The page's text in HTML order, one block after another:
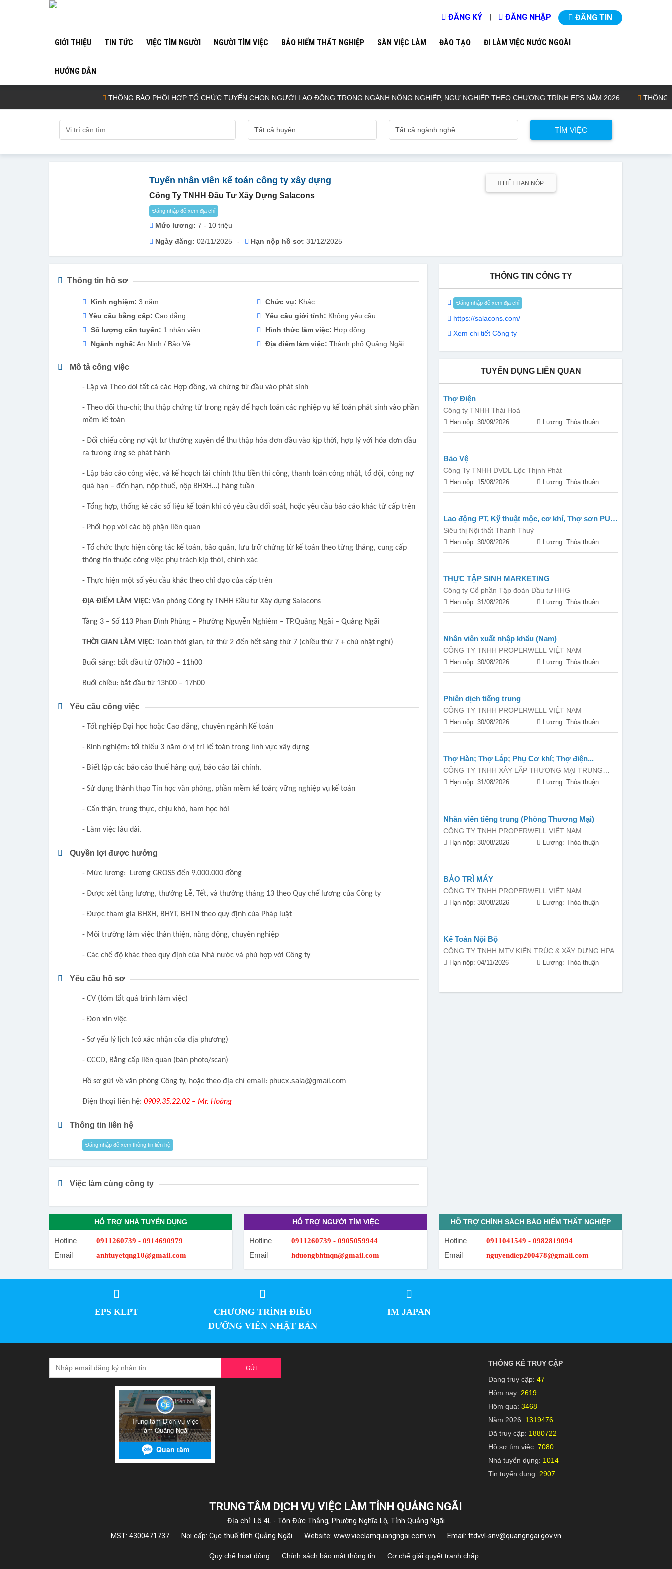
ĐĂNG KÝ | ĐĂNG NHẬP ĐĂNG TIN
GIỚI THIỆU TIN TỨC VIỆC TÌM NGƯỜI NGƯỜI TÌM VIỆC BẢO HIỂM THẤT NGHIỆP SÀN VIỆC LÀM ĐÀO TẠO ĐI LÀM VIỆC NƯỚC NGOÀI
HƯỚNG DẪN
THÔNG BÁO PHỐI HỢP TỔ CHỨC TUYỂN CHỌN NGƯỜI LAO ĐỘNG TRONG NGÀNH NÔNG NGHIỆP, NGƯ NGHIỆP THEO CHƯƠNG TRÌNH EPS NĂM 2026 THÔNG BÁO
Tuyển nhân viên kế toán công ty xây dựng
Công Ty TNHH Đầu Tư Xây Dựng Salacons
Đăng nhập để xem địa chỉ
Mức lương: 7 - 10 triệu
Ngày đăng: 02/11/2025 - Hạn nộp hồ sơ: 31/12/2025
HẾT HẠN NỘP
Thông tin hồ sơ
Kinh nghiệm: 3 năm
Yêu cầu bằng cấp: Cao đẳng
Số lượng cần tuyển: 1 nhân viên
Ngành nghề: An Ninh / Bảo Vệ
Chức vụ: Khác
Yêu cầu giới tính: Không yêu cầu
Hình thức làm việc: Hợp đồng
Địa điểm làm việc: Thành phố Quảng Ngãi
Mô tả công việc
- Lập và Theo dõi tất cả các Hợp đồng, và chứng từ đầu vào phát sinh
- Theo dõi thu-chi; thu thập chứng từ trong ngày để hạch toán các nghiệp vụ kế toán phát sinh vào phần
mềm kế toán
- Đối chiếu công nợ vật tư thường xuyên để thu thập hóa đơn đầu vào kịp thời, hợp lý với hóa đơn đầu
ra tương ứng sẽ phát hành
- Lập báo cáo công việc, và kế hoạch tài chính (thu tiền thi công, thanh toán công nhật, tổ đội, công nợ
quá hạn – đến hạn, nộp thuế, nộp BHXH…) hàng tuần
- Tổng hợp, thống kê các số liệu kế toán khi có yêu cầu đối soát, hoặc yêu cầu báo cáo khác từ cấp trên
- Phối hợp với các bộ phận liên quan
- Tổ chức thực hiện công tác kế toán, bảo quản, lưu trữ chứng từ kế toán theo từng tháng, cung cấp
thông tin thuộc công việc phụ trách kịp thời, chính xác
- Thực hiện một số yêu cầu khác theo chỉ đạo của cấp trên
ĐỊA ĐIỂM LÀM VIỆC: Văn phòng Công ty TNHH Đầu tư Xây dựng Salacons
Tầng 3 – Số 113 Phan Đình Phùng – Phường Nguyễn Nghiêm – TP.Quảng Ngãi – Quảng Ngãi
THỜI GIAN LÀM VIỆC: Toàn thời gian, từ thứ 2 đến hết sáng thứ 7 (chiều thứ 7 + chủ nhật nghỉ)
Buổi sáng: bắt đầu từ 07h00 – 11h00
Buổi chiều: bắt đầu từ 13h00 – 17h00
Yêu cầu công việc
- Tốt nghiệp Đại học hoặc Cao đẳng, chuyên ngành Kế toán
- Kinh nghiệm: tối thiểu 3 năm ở vị trí kế toán trong lĩnh vực xây dựng
- Biết lập các báo cáo thuế hàng quý, báo cáo tài chính.
- Sử dụng thành thạo Tin học văn phòng, phần mềm kế toán; vững nghiệp vụ kế toán
- Cẩn thận, trung thực, chịu khó, ham học hỏi
- Làm việc lâu dài.
Quyền lợi được hưởng
- Mức lương: Lương GROSS đến 9.000.000 đồng
- Được xét tăng lương, thưởng Lễ, Tết, và thưởng tháng 13 theo Quy chế lương của Công ty
- Được tham gia BHXH, BHYT, BHTN theo quy định của Pháp luật
- Môi trường làm việc thân thiện, năng động, chuyên nghiệp
- Các chế độ khác theo quy định của Nhà nước và phù hợp với Công ty
Yêu cầu hồ sơ
- CV (tóm tắt quá trình làm việc)
- Đơn xin việc
- Sơ yếu lý lịch (có xác nhận của địa phương)
- CCCD, Bằng cấp liên quan (bản photo/scan)
Hồ sơ gửi về văn phòng Công ty, hoặc theo địa chỉ email: phucx.sala@gmail.com
Điện thoại liên hệ: 0909.35.22.02 – Mr. Hoàng
Thông tin liên hệ
Đăng nhập để xem thông tin liên hệ
Việc làm cùng công ty
THÔNG TIN CÔNG TY
Đăng nhập để xem địa chỉ
https://salacons.com/
Xem chi tiết Công ty
TUYỂN DỤNG LIÊN QUAN
Thợ Điện
Công ty TNHH Thái Hoà
Hạn nộp: 30/09/2026 Lương: Thỏa thuận
Bảo Vệ
Công Ty TNHH DVDL Lộc Thịnh Phát
Hạn nộp: 15/08/2026 Lương: Thỏa thuận
Lao động PT, Kỹ thuật mộc, cơ khí, Thợ sơn PU,
Bán hàng...
Siêu thị Nội thất Thanh Thuỷ
Hạn nộp: 30/08/2026 Lương: Thỏa thuận
THỰC TẬP SINH MARKETING
Công ty Cổ phần Tập đoàn Đầu tư HHG
Hạn nộp: 31/08/2026 Lương: Thỏa thuận
Nhân viên xuất nhập khẩu (Nam)
CÔNG TY TNHH PROPERWELL VIỆT NAM
Hạn nộp: 30/08/2026 Lương: Thỏa thuận
Phiên dịch tiếng trung
CÔNG TY TNHH PROPERWELL VIỆT NAM
Hạn nộp: 30/08/2026 Lương: Thỏa thuận
Thợ Hàn; Thợ Lắp; Phụ Cơ khí; Thợ điện...
CÔNG TY TNHH XÂY LẮP THƯƠNG MẠI TRUNG
NAMHạn nộp: 31/08/2026 Lương: Thỏa thuận
Nhân viên tiếng trung (Phòng Thương Mại)
CÔNG TY TNHH PROPERWELL VIỆT NAM
Hạn nộp: 30/08/2026 Lương: Thỏa thuận
BẢO TRÌ MÁY
CÔNG TY TNHH PROPERWELL VIỆT NAM
Hạn nộp: 30/08/2026 Lương: Thỏa thuận
Kế Toán Nội Bộ
CÔNG TY TNHH MTV KIẾN TRÚC & XÂY DỰNG HPA
Hạn nộp: 04/11/2026 Lương: Thỏa thuận
HỖ TRỢ NHÀ TUYỂN DỤNG
Hotline 0911260739 - 0914690979
Email anhtuyetqng10@gmail.com
HỖ TRỢ NGƯỜI TÌM VIỆC
Hotline 0911260739 - 0905059944
Email hduongbhtnqn@gmail.com
HỖ TRỢ CHÍNH SÁCH BẢO HIỂM THẤT NGHIỆP
Hotline 0911041549 - 0982819094
Email nguyendiep200478@gmail.com
EPS KLPT
CHƯƠNG TRÌNH ĐIỀU
DƯỠNG VIÊN NHẬT BẢN
IM JAPAN
GỬI
THỐNG KÊ TRUY CẬP
Đang truy cập: 47
Hôm nay: 2619
Hôm qua: 3468
Năm 2026: 1319476
Đã truy cập: 1880722
Hồ sơ tìm việc: 7080
Nhà tuyển dụng: 1014
Tin tuyển dụng: 2907
TRUNG TÂM DỊCH VỤ VIỆC LÀM TỈNH QUẢNG NGÃI
Địa chỉ: Lô 4L - Tôn Đức Thắng, Phường Nghĩa Lộ, Tỉnh Quảng Ngãi
MST: 4300471737
Nơi cấp: Cục thuế tỉnh Quảng Ngãi Website: www.vieclamquangngai.com.vn Email: ttdvvl-snv@quangngai.gov.vn
Quy chế hoạt động Chính sách bảo mật thông tin Cơ chế giải quyết tranh chấp